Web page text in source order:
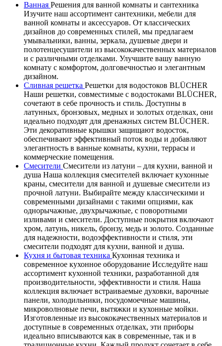
Ванная Решения для ванной комнаты и сантехника
Изучите наш ассортимент сантехники, мебели для
ванной комнаты и аксессуаров. От классических
дизайнов до современных стилей, мы предлагаем
умывальники, ванны, зеркала, душевые двери и
полотенцесушители из высококачественных материалов
и с различными отделками. Улучшите вашу ванную
комнату с комфортом, долговечностью и элегантным
дизайном.
Сливная решетка Решетки для водостоков BLÜCHER
Наши решетки, совместимые с водостоками BLÜCHER,
сочетают в себе прочность и стиль. Доступны в
латунных, бронзовых, медных и золотых отделках, они
идеально подходят для дренажных систем BLÜCHER.
Эти декоративные крышки защищают водосток,
обеспечивают эффективный поток воды и добавляют
элегантность в ванные комнаты, кухни, террасы и
коммерческие помещения.
Смесители Смесители из латуни – для кухни, ванной и
душа Наша коллекция смесителей включает кухонные
краны, смесители для ванной и душевые смесители из
прочной латуни. Выбирайте между классическими и
современными дизайнами с такими опциями, как
однорычажные, двухрычажные, с поворотными
изливами и смесители. Доступные покрытия включают
хром, латунь, никель, бронзу, медь и золото. Созданные
для надежности, водоэффективности и стиля, эти
смесители подходят для кухни, ванной и душа.
Кухня и бытовая техника Кухонная техника и
современное кухонное оборудование Исследуйте наш
ассортимент кухонной техники, разработанной для
производительности, эффективности и стиля. Наша
коллекция включает встраиваемые духовки, варочные
панели, холодильники, посудомоечные машины,
микроволновые печи, вытяжки и кухонные мойки.
Изготовленные из высококачественных материалов и
доступные в современных отделках, эти приборы
идеально вписываются как в современные, так и в